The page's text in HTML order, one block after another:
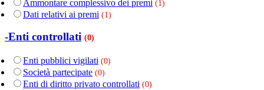
Ammontare complessivo dei premi (1)
Dati relativi ai premi (1)
-Enti controllati (0)
Enti pubblici vigilati (0)
Società partecipate (0)
Enti di diritto privato controllati (0)